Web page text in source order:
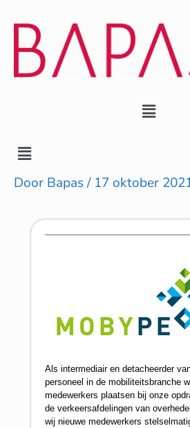
naar
inhoud
Menu
Menu
Door Bapas/ 17 oktober
Als intermediair en detacheerder
personeel in de mobiliteitsbranche
medewerkers plaatsen bij onze
de verkeersafdelingen van
wij nieuwe medewerkers